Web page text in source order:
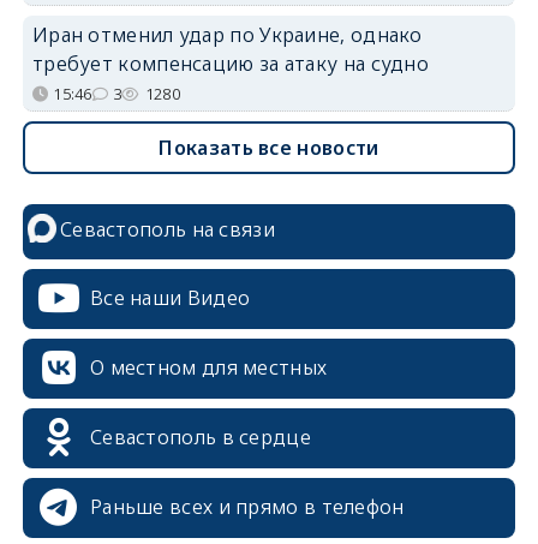
Иран отменил удар по Украине, однако
требует компенсацию за атаку на судно
15:46 3 1280
Показать все новости
Севастополь на связи
Все наши Видео
О местном для местных
Севастополь в сердце
Раньше всех и прямо в телефон